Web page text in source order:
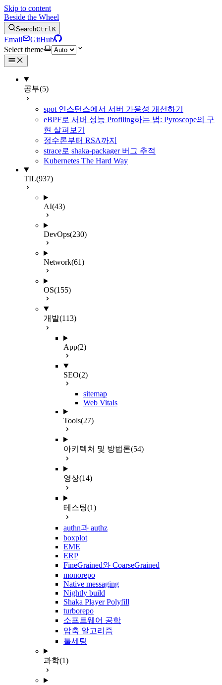
Skip to content
Beside the Wheel
SearchCtrlK
Email
GitHub
Select theme
공부(5)
spot 인스턴스에서 서버 가용성 개선하기
eBPF로 서버 성능 Profiling하는 법: Pyroscope의 구
현 살펴보기
정수론부터 RSA까지
strace로 shaka-packager 버그 추적
Kubernetes The Hard Way
TIL(937)
AI(43)
DevOps(230)
Network(61)
OS(155)
개발(113)
App(2)
SEO(2)
sitemap
Web Vitals
Tools(27)
아키텍처 및 방법론(54)
영상(14)
테스팅(1)
authn과 authz
boxplot
EME
ERP
FineGrained와 CoarseGrained
monorepo
Native messaging
Nightly build
Shaka Player Polyfill
turborepo
소프트웨어 공학
압축 알고리즘
툴세팅
과학(1)